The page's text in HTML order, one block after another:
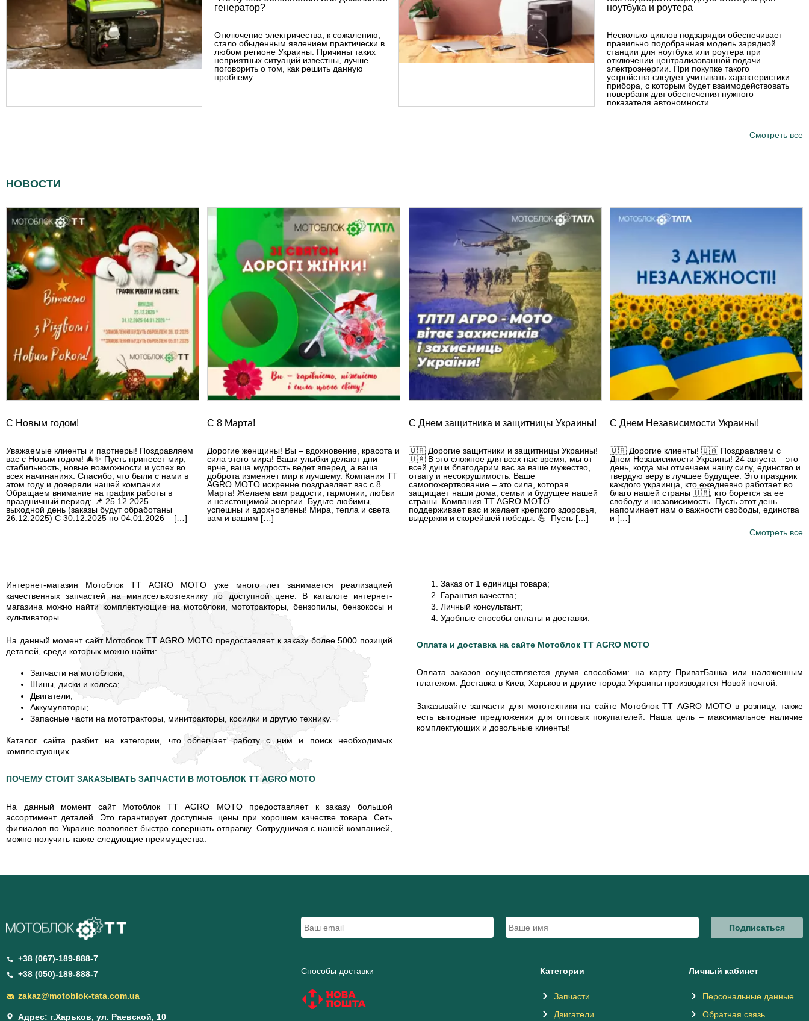
генератор?
Отключение электричества, к сожалению,
стало обыденным явлением практически в
любом регионе Украины. Причины таких
неприятных ситуаций известны, лучше
поговорить о том, как решить данную
проблему.
ноутбука и роутера
Несколько циклов подзарядки обеспечивает
правильно подобранная модель зарядной
станции для ноутбука или роутера при
отключении централизованной подачи
электроэнергии. При покупке такого
устройства следует учитывать характеристики
прибора, с которым будет взаимодействовать
повербанк для обеспечения нужного
показателя автономности.
Смотреть все
НОВОСТИ
С Новым годом!
Уважаемые клиенты и партнеры! Поздравляем
вас с Новым годом! 🎄✨ Пусть принесет мир,
стабильность, новые возможности и успех во
всех начинаниях. Спасибо, что были с нами в
этом году и доверяли нашей компании.
Обращаем внимание на график работы в
праздничный период: 📌 25.12.2025 —
выходной день (заказы будут обработаны
26.12.2025) С 30.12.2025 по 04.01.2026 – […]
С 8 Марта!
Дорогие женщины! Вы – вдохновение, красота и
сила этого мира! Ваши улыбки делают дни
ярче, ваша мудрость ведет вперед, а ваша
доброта изменяет мир к лучшему. Компания TT
AGRO MOTO искренне поздравляет вас с 8
Марта! Желаем вам радости, гармонии, любви
и неистощимой энергии. Будьте любимы,
успешны и вдохновлены! Мира, тепла и света
вам и вашим […]
С Днем ​​защитника и защитницы Украины!
🇺🇦 Дорогие защитники и защитницы Украины!
🇺🇦 В это сложное для всех нас время, мы от
всей души благодарим вас за ваше мужество,
отвагу и несокрушимость. Ваше
самопожертвование – это сила, которая
защищает наши дома, семьи и будущее нашей
страны. Компания TT AGRO MOTO
поддерживает вас и желает крепкого здоровья,
выдержки и скорейшей победы. 💪 Пусть […]
С Днем Независимости Украины!
🇺🇦 Дорогие клиенты! 🇺🇦 Поздравляем с
Днем Независимости Украины! 24 августа – это
день, когда мы отмечаем нашу силу, единство и
твердую веру в лучшее будущее. Это праздник
каждого украинца, кто ежедневно работает во
благо нашей страны 🇺🇦, кто борется за ее
свободу и независимость. Пусть этот день
напоминает нам о важности свободы, единства
и […]
Смотреть все
Интернет-магазин Мотоблок TT AGRO MOTO уже много лет занимается реализацией
качественных запчастей на минисельхозтехнику по доступной цене. В каталоге интернет-
магазина можно найти комплектующие на мотоблоки, мототракторы, бензопилы, бензокосы и
культиваторы.
На данный момент сайт Мотоблок TT AGRO MOTO предоставляет к заказу более 5000 позиций
деталей, среди которых можно найти:
Запчасти на мотоблоки;
Шины, диски и колеса;
Двигатели;
Аккумуляторы;
Запасные части на мототракторы, минитракторы, косилки и другую технику.
Каталог сайта разбит на категории, что облегчает работу с ним и поиск необходимых
комплектующих.
ПОЧЕМУ СТОИТ ЗАКАЗЫВАТЬ ЗАПЧАСТИ В МОТОБЛОК TT AGRO MOTO
На данный момент сайт Мотоблок TT AGRO MOTO предоставляет к заказу большой
ассортимент деталей. Это гарантирует доступные цены при хорошем качестве товара. Сеть
филиалов по Украине позволяет быстро совершать отправку. Сотрудничая с нашей компанией,
можно получить также следующие преимущества:
Заказ от 1 единицы товара;
Гарантия качества;
Личный консультант;
Удобные способы оплаты и доставки.
Оплата и доставка на сайте Мотоблок TT AGRO MOTO
Оплата заказов осуществляется двумя способами: на карту ПриватБанка или наложенным
платежом. Доставка в Киев, Харьков и другие города Украины производится Новой почтой.
Заказывайте запчасти для мототехники на сайте Мотоблок TT AGRO MOTO в розницу, также
есть выгодные предложения для оптовых покупателей. Наша цель – максимальное наличие
комплектующих и довольные клиенты!
+38 (067)-189-888-7
+38 (050)-189-888-7
zakaz@motoblok-tata.com.ua
Адрес: г.Харьков, ул. Раевской, 10
Подписаться
Способы доставки Категории
Запчасти
Двигатели
Личный кабинет
Персональные данные
Обратная связь